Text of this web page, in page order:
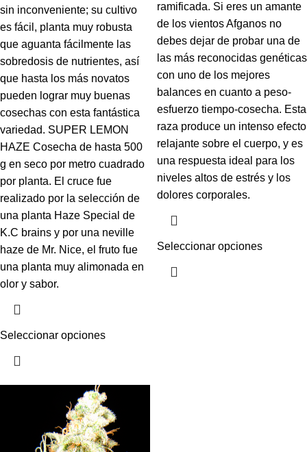
sin inconveniente; su cultivo
es fácil, planta muy robusta
que aguanta fácilmente las
sobredosis de nutrientes, así
que hasta los más novatos
pueden lograr muy buenas
cosechas con esta fantástica
variedad. SUPER LEMON
HAZE Cosecha de hasta 500
g en seco por metro cuadrado
por planta. El cruce fue
realizado por la selección de
una planta Haze Special de
K.C brains y por una neville
haze de Mr. Nice, el fruto fue
una planta muy alimonada en
olor y sabor.
Seleccionar opciones
ramificada. Si eres un amante
de los vientos Afganos no
debes dejar de probar una de
las más reconocidas genéticas
con uno de los mejores
balances en cuanto a peso-
esfuerzo tiempo-cosecha. Esta
raza produce un intenso efecto
relajante sobre el cuerpo, y es
una respuesta ideal para los
niveles altos de estrés y los
dolores corporales.
Seleccionar opciones